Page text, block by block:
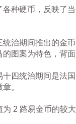
种硬币，反映了
统治期间推出的金
图案为特色，背面
四统治期间是法
。
2 路易金币的较